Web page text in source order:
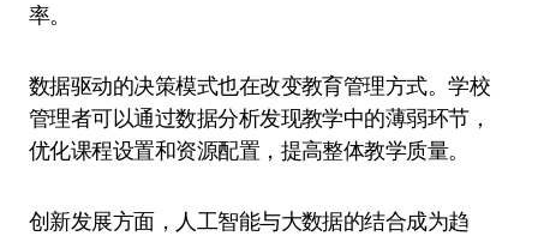
率。
数据驱动的决策模式也在改变教育管理方式。学校
管理者可以通过数据分析发现教学中的薄弱环节，
优化课程设置和资源配置，提高整体教学质量。
创新发展方面，人工智能与大数据的结合成为趋